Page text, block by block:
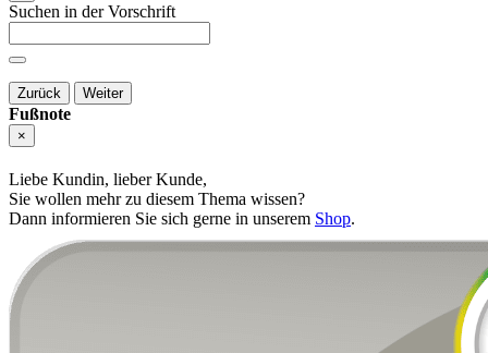
Suchen in der Vorschrift
Zurück Weiter
Fußnote
×
Liebe Kundin, lieber Kunde,
Sie wollen mehr zu diesem Thema wissen?
Dann informieren Sie sich gerne in unserem Shop.